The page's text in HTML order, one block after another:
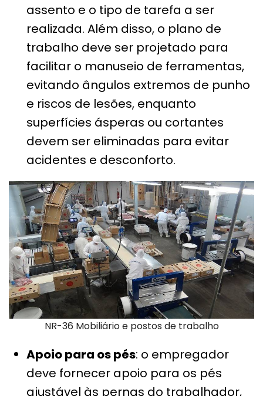
assento e o tipo de tarefa a ser
realizada. Além disso, o plano de
trabalho deve ser projetado para
facilitar o manuseio de ferramentas,
evitando ângulos extremos de punho
e riscos de lesões, enquanto
superfícies ásperas ou cortantes
devem ser eliminadas para evitar
acidentes e desconforto.
NR-36 Mobiliário e postos de trabalho
Apoio para os pés: o empregador
deve fornecer apoio para os pés
ajustável às pernas do trabalhador,